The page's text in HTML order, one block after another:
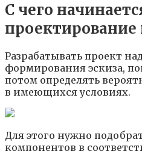
С чего
проектирование
Разрабатывать проект
формирования эскиза,
потом определять
в имеющихся условиях.
Для этого нужно
компонентов в